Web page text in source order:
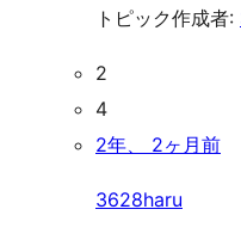
トピック作成者:
2
4
2年、 2ヶ月前
3628haru